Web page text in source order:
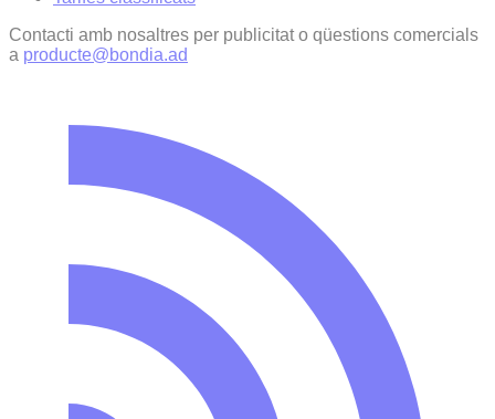
Contacti amb nosaltres per publicitat o qüestions comercials
a producte@bondia.ad